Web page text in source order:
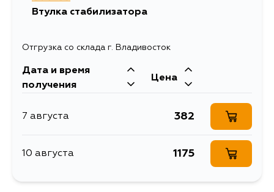
Втулка стабилизатора
Отгрузка со склада г. Владивосток
Дата и время
получения
Цена
7 августа 382
10 августа 1175